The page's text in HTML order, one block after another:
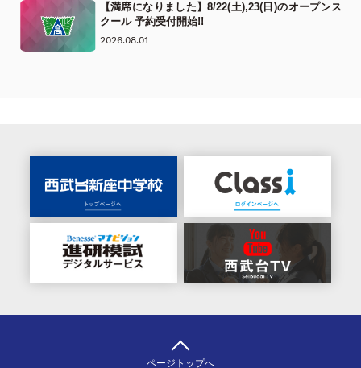
【満席になりました】8/22(土),23(日)のオープンス
クール 予約受付開始!!
2026.08.01
ページトップへ